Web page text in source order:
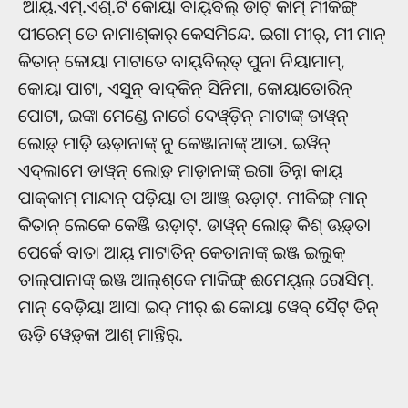
ଆୟ୍‌.ଏମ୍‌.ଏଶ୍‌.ଟି କୋୟା ବାୟ୍‌ବିଲ୍‌ ଡାଟ୍‌ କାମ୍‍ ମୀକିଙ୍ଗ୍‌
ପୀରେମ୍‌ ତେ ନାମାଶ୍‌କାର୍‌ କେସମିନ୍ଦେ. ଇଗା ମୀର୍‌, ମୀ ମାନ୍
କିତାନ୍‌ କୋୟା ମାଟାତେ ବାୟ୍‌ବିଲ୍‌ତ୍‌ ପୁନା ନିୟାମାମ୍‌,
କୋୟା ପାଟା, ଏସୁନ୍‌‌ ବାଦ୍‌କିନ୍‌ ସିନିମା, କୋୟାତୋରିନ୍‌
ପୋଟା, ଇଙ୍କା ମେଣ୍ଡେ ନାର୍ଗେ ଦେୱ୍‌ଡ଼ିନ୍‌ ମାଟାଙ୍କ୍ ଡାୱ୍‌ନ୍‌
ଲୋଡ଼୍ ମାଡ଼ି ଊଡ଼ାନାଙ୍କ୍ ନୁ କେଞ୍ଜାନାଙ୍କ୍ ଆତା. ଇୱିନ୍‌
ଏଦ୍‌ଲାମେ ଡାୱ୍‌ନ୍‌ ଲୋଡ଼୍‌ ମାଡ଼ାନାଙ୍କ୍ ଇଗା ତିନ୍ନା କାୟ୍‌
ପାକ୍‌କାମ୍‌ ମାନ୍ଦାନ୍‌ ପଡ଼ିୟା ତା ଆଞ୍ଜ୍‌ ଊଡ଼ାଟ୍‌. ମୀକିଙ୍ଗ୍‌ ମାନ୍
କିତାନ୍‌ ଲେକେ କେଞ୍ଜି ଊଡ଼ାଟ୍‌. ଡାୱ୍‌ନ୍‌ ଲୋଡ଼୍‌ କିଶ୍‌ ଊଡ଼୍‌ତା
ପେର୍କେ ବାତା ଆୟ୍‌ ମାଟାତିନ୍ କେତାନାଙ୍କ୍‌ ଇଞ୍ଜ ଇଲୁକ୍
ତାଲ୍‌ପାନାଙ୍କ୍ ଇଞ୍ଜ ଆଲ୍‌ଶ୍‌କେ ମାକିଙ୍ଗ୍‌ ଈମେୟ୍‌ଲ୍‌ ରୋସିମ୍‌.
ମାନ୍‌ ବେଡ଼ିୟା ଆସା ଇଦ୍ ମୀର୍‌ ଈ କୋୟା ୱେବ୍‌ ସୈଟ୍ ତିନ୍‌
ଊଡ଼ି ୱେଡ଼୍‌କା ଆଶ୍ ମାନ୍ତିର୍‌.